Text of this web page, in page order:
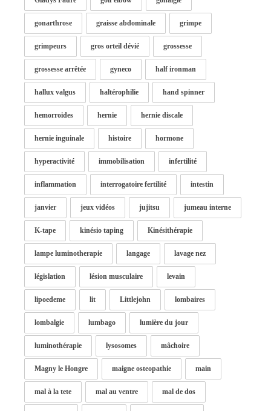
gonarthrose graisse abdominale grimpe
grimpeurs gros orteil dévié grossesse
grossesse arrêtée gyneco half ironman
hallux valgus haltérophilie hand spinner
hemorroides hernie hernie discale
hernie inguinale histoire hormone
hyperactivité immobilisation infertilité
inflammation interrogatoire fertilité intestin
janvier jeux vidéos jujitsu jumeau interne
K-tape kinésio taping Kinésithérapie
lampe luminotherapie langage lavage nez
législation lésion musculaire levain
lipoedeme lit Littlejohn lombaires
lombalgie lumbago lumière du jour
luminothérapie lysosomes mâchoire
Magny le Hongre maigne osteopathie main
mal à la tete mal au ventre mal de dos